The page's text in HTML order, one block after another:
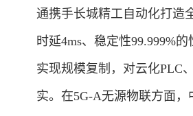
通携手长城精工自动化打造
时延4ms、稳定性99.999%
实现规模复制，对云化PLC
实。在5G-A无源物联方面